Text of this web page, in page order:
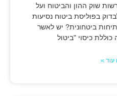
שוק ההון והביטוח ועל
לבדוק בפוליסת ביטוח נסיעות
ביטחונית? יש לאשר
כיסוי "ביטול
עוד »